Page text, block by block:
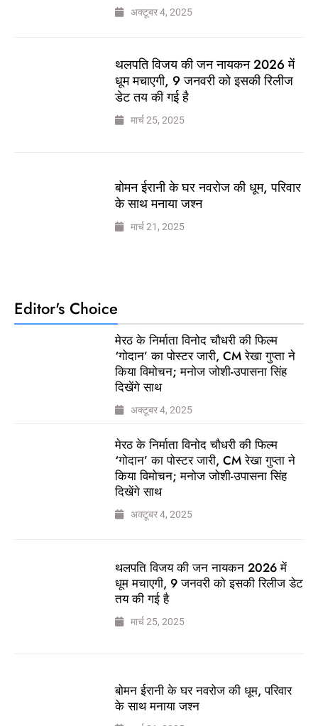
अक्टूबर 4, 2025
थलपति विजय की जन नायकन 2026 में
धूम मचाएगी, 9 जनवरी को इसकी रिलीज
डेट तय की गई है
मार्च 25, 2025
बोमन ईरानी के घर नवरोज की धूम, परिवार
के साथ मनाया जश्न
मार्च 21, 2025
Editor's Choice
मेरठ के निर्माता विनोद चौधरी की फिल्म
‘गोदान’ का पोस्टर जारी, CM रेखा गुप्ता ने
किया विमोचन; मनोज जोशी-उपासना सिंह
दिखेंगे साथ
अक्टूबर 4, 2025
मेरठ के निर्माता विनोद चौधरी की फिल्म
‘गोदान’ का पोस्टर जारी, CM रेखा गुप्ता ने
किया विमोचन; मनोज जोशी-उपासना सिंह
दिखेंगे साथ
अक्टूबर 4, 2025
थलपति विजय की जन नायकन 2026 में
धूम मचाएगी, 9 जनवरी को इसकी रिलीज डेट
तय की गई है
मार्च 25, 2025
बोमन ईरानी के घर नवरोज की धूम, परिवार
के साथ मनाया जश्न